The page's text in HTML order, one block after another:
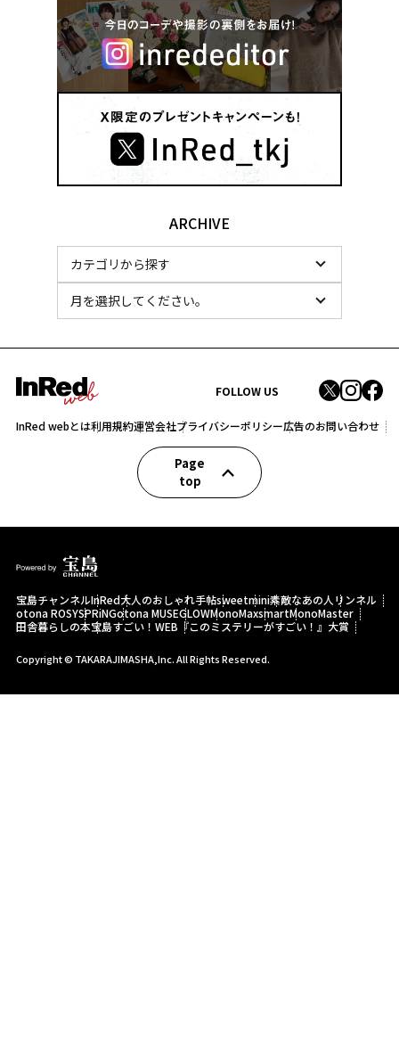
ARCHIVE
FOLLOW US
InRed webとは利用規約運営会社プライバシーポリシー広告のお問い合わせ
Page
top
宝島チャンネルInRed大人のおしゃれ手帖sweetmini素敵なあの人 リンネル
otona ROSYSPRiNGotona MUSEGLOWMonoMaxsmartMonoMaster
田舎暮らしの本宝島すごい！WEB 『このミステリーがすごい！』大賞
Copyright © TAKARAJIMASHA,Inc. All Rights Reserved.